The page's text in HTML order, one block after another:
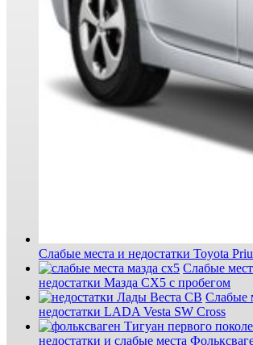
Слабые места и недостатки Toyota
Слабые
недостатки Мазда СХ5 с пробегом
Слабые
недостатки LADA Vesta SW Cross
недостатки и слабые места